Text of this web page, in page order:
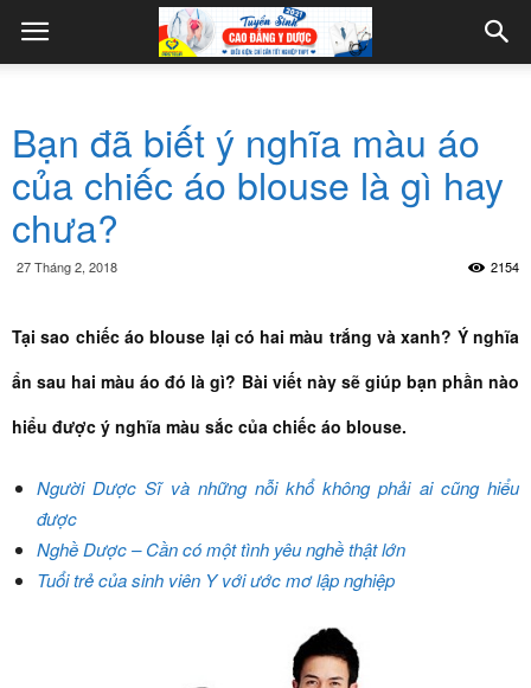
Bạn đã biết ý nghĩa màu áo
của chiếc áo blouse là gì hay
chưa?
27 Tháng 2, 2018 2154
Tại sao chiếc áo blouse lại có hai màu trắng và xanh? Ý nghĩa
ẩn sau hai màu áo đó là gì? Bài viết này sẽ giúp bạn phần nào
hiểu được ý nghĩa màu sắc của chiếc áo blouse.
Người Dược Sĩ và những nỗi khổ không phải ai cũng hiểu
được
Nghề Dược – Cần có một tình yêu nghề thật lớn
Tuổi trẻ của sinh viên Y với ước mơ lập nghiệp